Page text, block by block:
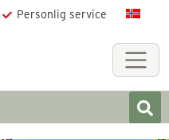
Personlig service